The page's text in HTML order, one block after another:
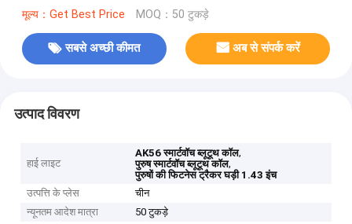
मूल्य：Get Best Price MOQ：50 टुकड़े
सबसे अच्छी कीमत अब से संपर्क करें
उत्पाद विवरण
हाई लाइट
AK56 स्मार्टवॉच ब्लूटूथ कॉल,
पुरुष स्मार्टवॉच ब्लूटूथ कॉल,
पुरुषों की फिटनेस ट्रैकर घड़ी 1.43 इंच
उत्पत्ति के प्लेस
चीन
न्यूनतम आदेश मात्रा
50 टुकड़े